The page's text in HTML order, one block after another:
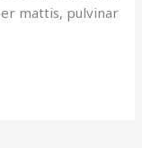
mattis, pulvinar